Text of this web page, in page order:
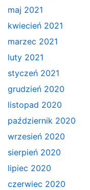
maj 2021
kwiecień 2021
marzec 2021
luty 2021
styczeń 2021
grudzień 2020
listopad 2020
październik 2020
wrzesień 2020
sierpień 2020
lipiec 2020
czerwiec 2020